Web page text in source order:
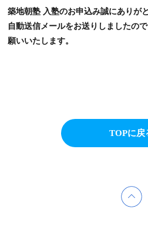
築地朝塾 入塾のお申込み誠にありが
自動送信メールをお送りしましたの
願いいたします。
TOPに戻